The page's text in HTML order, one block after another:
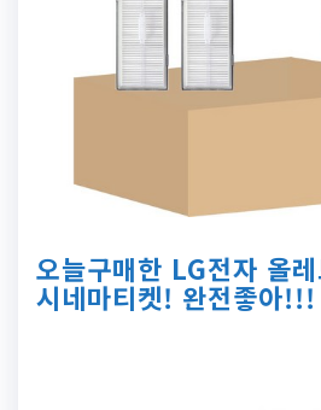
오늘구매한 LG전자 올
시네마티켓! 완전좋아!!!